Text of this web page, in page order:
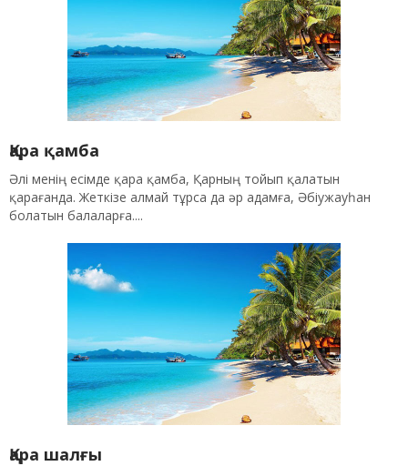
Қара қамба
Әлі менің есімде қара қамба, Қарның тойып қалатын
қарағанда. Жеткізе алмай тұрса да әр адамға, Әбіужауһан
болатын балаларға....
Қара шалғы